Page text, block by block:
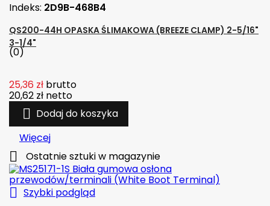
Indeks: 2D9B-468B4
QS200-44H OPASKA ŚLIMAKOWA (BREEZE CLAMP) 2-5/16"
3-1/4"
(0)
25,36 zł brutto
20,62 zł netto
 Dodaj do koszyka
Więcej
 Ostatnie sztuki w magazynie
 Szybki podgląd